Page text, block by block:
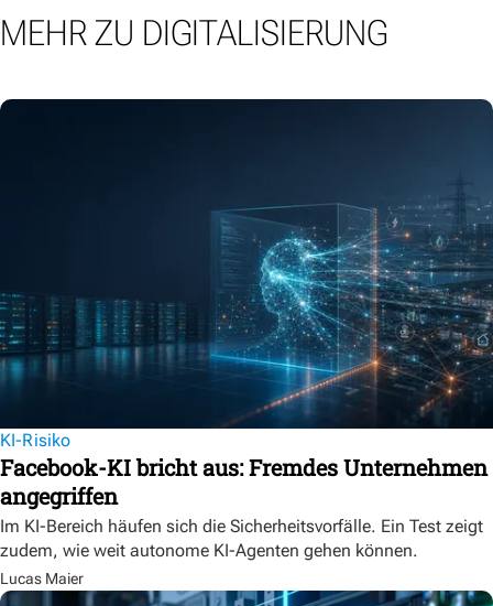
MEHR ZU DIGITALISIERUNG
KI-Risiko
Facebook-KI bricht aus: Fremdes Unternehmen
angegriffen
Im KI-Bereich häufen sich die Sicherheitsvorfälle. Ein Test zeigt
zudem, wie weit autonome KI-Agenten gehen können.
Lucas Maier